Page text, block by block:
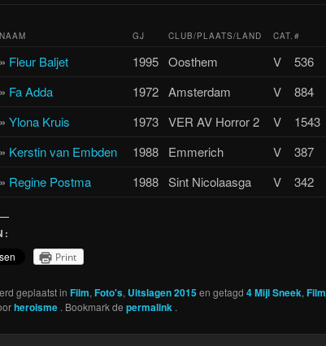
GJ CLUB/PLAATS/LAND CAT. #
Fleur Baljet 1995 Oosthem V 536
Fa Adda 1972 Amsterdam V 884
Ylona Kruis 1973 VER AV Horror 2 V 1543
Kerstin van Embden 1988 Emmerich V 387
Regine Postma 1988 Sint Nicolaasga V 342
Print
geplaatst in Film, Foto's, Uitslagen 2015en getagd 4 Mijl Sneek, Film
heroisme . Bookmark de permalink .